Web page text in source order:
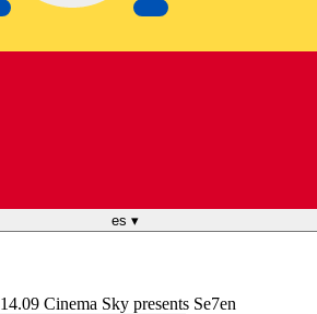
es ▾
14.09 Cinema Sky presents Se7en